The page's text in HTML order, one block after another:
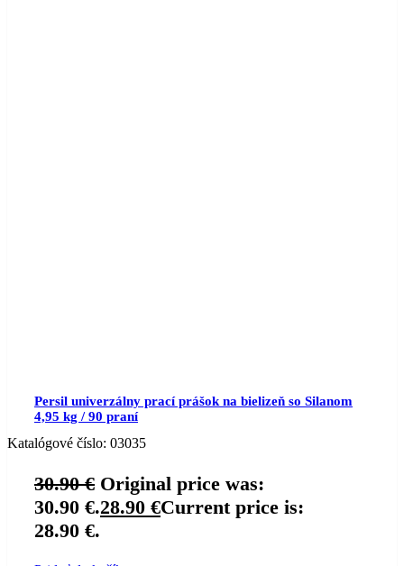
Persil univerzálny prací prášok na bielizeň so Silanom
4,95 kg / 90 praní
Katalógové číslo: 03035
30.90€ Original price was:
30.90 €.28.90 €Current price is:
28.90 €.